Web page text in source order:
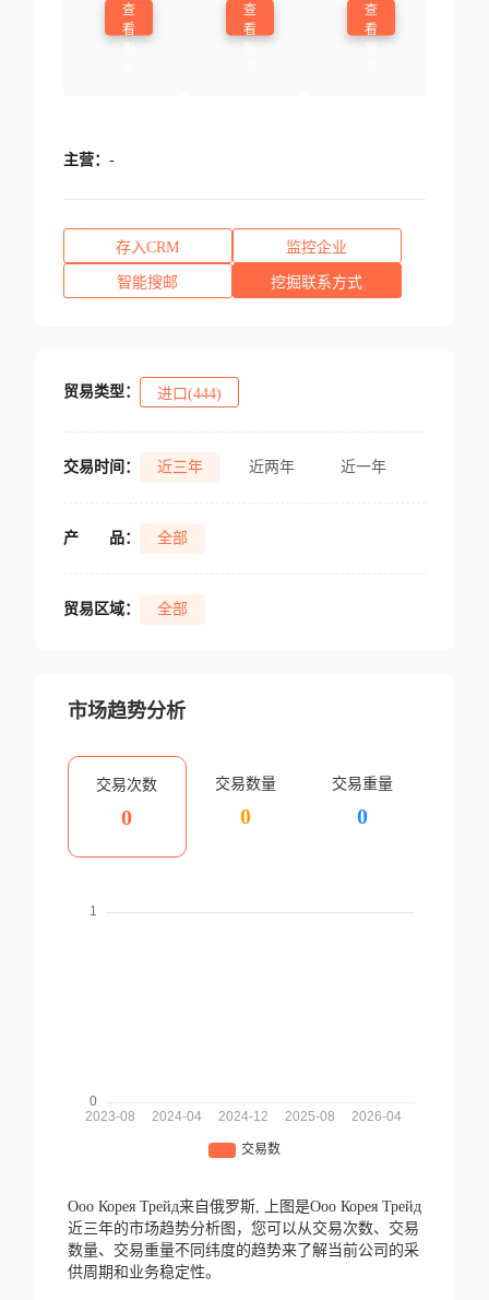
查
看
查
看
查
看
主营： -
存入CRM 监控企业
智能搜邮 挖掘联系方式
贸易类型： 进口(444)
交易时间： 近三年 近两年 近一年
产 品： 全部
贸易区域： 全部
市场趋势分析
交易次数
0
交易数量
0
交易重量
0
Ооо Корея Трейд来自俄罗斯,
上图是Ооо Корея Трейд
近三年的市场趋势分析图，您可以从交易次数、交易
数量、交易重量不同纬度的趋势来了解当前公司的采
供周期和业务稳定性。